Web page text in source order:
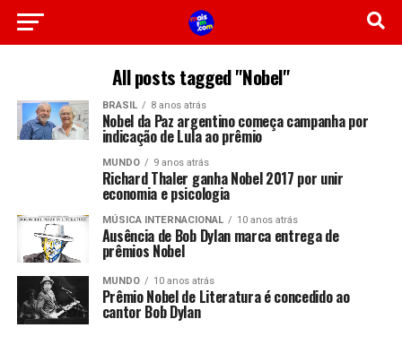
All posts tagged "Nobel"
BRASIL 8 anos atrás
Nobel da Paz argentino começa campanha por
indicação de Lula ao prêmio
MUNDO 9 anos atrás
Richard Thaler ganha Nobel 2017 por unir
economia e psicologia
MÚSICA INTERNACIONAL 10 anos atrás
Ausência de Bob Dylan marca entrega de
prêmios Nobel
MUNDO 10 anos atrás
Prêmio Nobel de Literatura é concedido ao
cantor Bob Dylan